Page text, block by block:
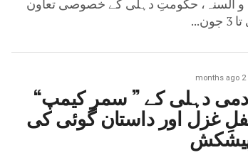
و السنہ، حکومتِ دہلی کے خصوصی تعاون
2 months ago
دہلی کے ’’ سمر کیمپ‘‘
غزل اور داستان گوئی کی